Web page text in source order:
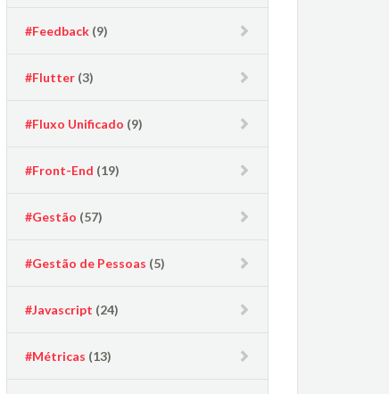
#Feedback (9)
#Flutter (3)
#Fluxo Unificado (9)
#Front-End (19)
#Gestão (57)
#Gestão de Pessoas (5)
#Javascript (24)
#Métricas (13)